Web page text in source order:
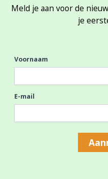
Meld je aan voor de
je
Voornaam
E-mail